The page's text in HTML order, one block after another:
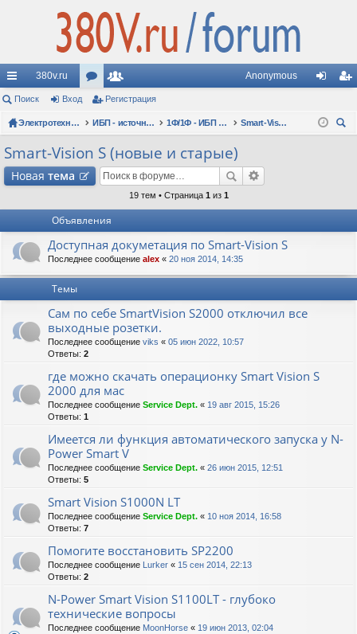
с
ы
лк
380v.ru
ор
ум
ол
ьз
ов
ат
и
Anonymous
д ис
Поиск Вход Регистрация
Электротехнические форумы ИБП - источники бесперебойного питания 1Ф/1Ф - ИБП N-POWER - однофазные 1-10 кВА - вопросы по моделям
Smart-Vision S (новые и старые)
Smart-Vision S (новые и старые)
Новая тема
19 тем • Страница 1 из 1
Объявления
Доступная докуметация по Smart-Vision S
Последнее сообщение alex « 20 ноя 2014, 14:35
Темы
Сам по себе SmartVision S2000 отключил все
выходные розетки.
Последнее сообщение viks « 05 июн 2022, 10:57
Ответы: 2
где можно скачать операционку Smart Vision S
2000 для мас
Последнее сообщение Service Dept. « 19 авг 2015, 15:26
Ответы: 1
Имеется ли функция автоматического запуска у N-
Power Smart V
Последнее сообщение Service Dept. « 26 июн 2015, 12:51
Ответы: 5
Smart Vision S1000N LT
Последнее сообщение Service Dept. « 10 ноя 2014, 16:58
Ответы: 7
Помогите восстановить SP2200
Последнее сообщение Lurker « 15 сен 2014, 22:13
Ответы: 2
N-Power Smart Vision S1100LT - глубоко
технические вопросы
Последнее сообщение MoonHorse « 19 июн 2013, 02:04